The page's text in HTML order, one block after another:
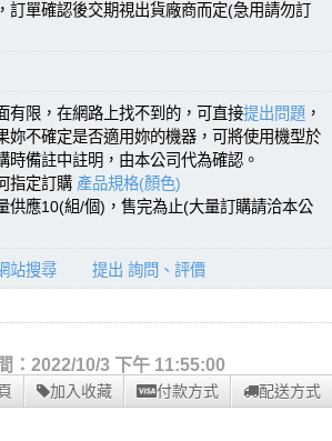
訂單確認後交期視出貨廠商而定(急用請勿訂
有限，在網路上找不到的，可直接提出問題 ，
妳不確定是否適用妳的機器，可將使用機型於
時備註中註明，由本公司代為確認。
指定訂購 產品規格(顏色)
供應10(組/個)，售完為止(大量訂購請洽本公
站搜尋 提出 詢問、評價
：2022/10/3 下午 11:55:00
加入收藏 付款方式 配送方式